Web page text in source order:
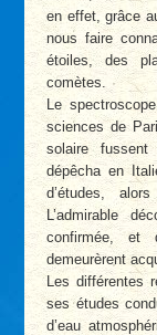
en effet, grâce
nous faire
étoiles, des
comètes.
Le
sciences de
solaire
dépêcha en
d’études,
L’admirable
confirmée, et
demeurèrent
Les différentes
ses études
d’eau